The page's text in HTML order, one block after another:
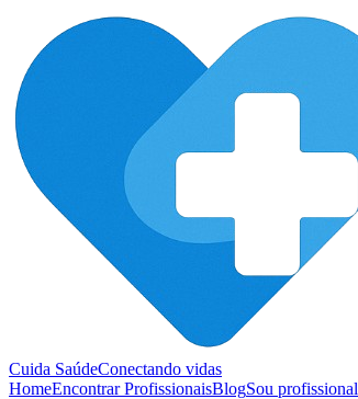
Cuida SaúdeConectando vidas
HomeEncontrar ProfissionaisBlogSou profissional